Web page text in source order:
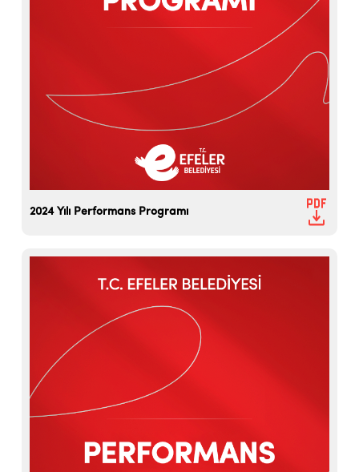
2024 Yılı Performans Programı